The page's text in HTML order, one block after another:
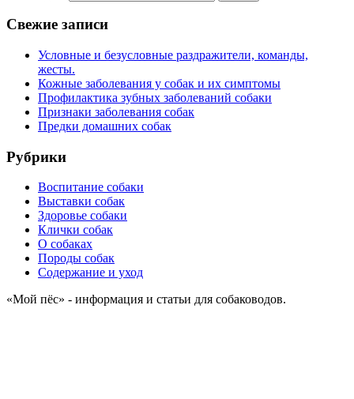
Свежие записи
Условные и безусловные раздражители, команды,
жесты.
Кожные заболевания у собак и их симптомы
Профилактика зубных заболеваний собаки
Признаки заболевания собак
Предки домашних собак
Рубрики
Воспитание собаки
Выставки собак
Здоровье собаки
Клички собак
О собаках
Породы собак
Содержание и уход
«Мой пёс» - информация и статьи для собаководов.